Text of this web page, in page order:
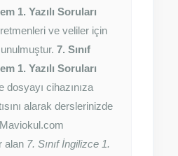
1. Yazılı Soruları
ve veliler için
7. Sınıf
1. Yazılı Soruları
dosyayı cihazınıza
alarak derslerinizde
alan 7. Sınıf İngilizce 1.